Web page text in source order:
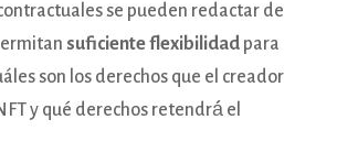
se pueden redactar de
suficiente flexibilidadpara
son los derechos que el creador
y qué derechos retendrá́ el